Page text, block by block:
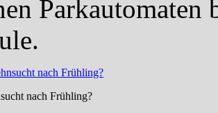
nach Frühling?